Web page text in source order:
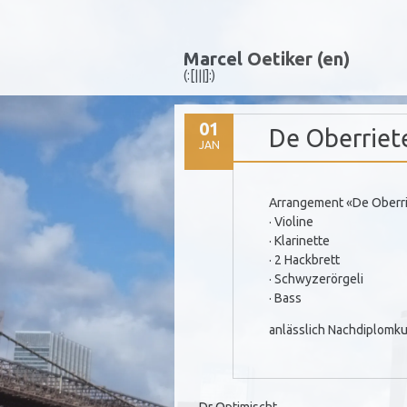
Marcel Oetiker (en)
(:[|||]:)
01
JAN De
Arrangement «De
· Violine
· Klarinette
· 2 Hackbrett
· Schwyzerörgeli
· Bass
anlässlich